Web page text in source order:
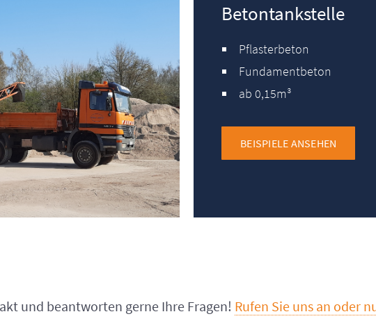
Betontankstelle
Pflasterbeton
Fundamentbeton
ab 0,15m³
BEISPIELE ANSEHEN
und beantworten gerne Ihre Fragen! Rufen Sie uns an oder